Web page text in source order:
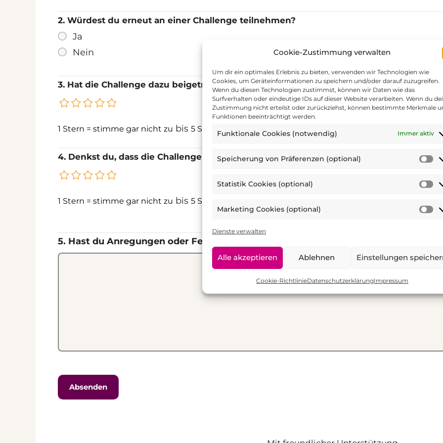
Cookie-Zustimmung verwalten
Um dir ein optimales Erlebnis zu bieten, verwenden wir Technologien wie
Cookies, um Geräteinformationen zu speichern und/oder darauf zuzugreifen.
Wenn du diesen Technologien zustimmst, können wir Daten wie das
Surfverhalten oder eindeutige IDs auf dieser Website verarbeiten. Wenn du
Zustimmung nicht erteilst oder zurückziehst, können bestimmte Merkmale
Funktionen beeinträchtigt werden.
Funktionale Cookies (notwendig) Immer aktiv
Speicherung von Präferenzen (optional)
Statistik Cookies (optional)
Marketing Cookies (optional)
Dienste verwalten
Alle akzeptieren Ablehnen Einstellungen
Cookie-RichtlinieDatenschutzerklärungImpressum
2. Würdest du erneut an einer Challenge teilnehmen?
Ja
Nein
3. Hat die Challenge dazu beigetragen, dass du dich mehr bewegst?
1 Stern = stimme gar nicht zu bis 5 Sterne = stimme voll zu
4. Denkst du, dass die Challenge dir dabei geholfen hat, dich auch zukünftig mehr zu
1 Stern = stimme gar nicht zu bis 5 Sterne = stimme voll zu
5. Hast du Anregungen oder Feedback?